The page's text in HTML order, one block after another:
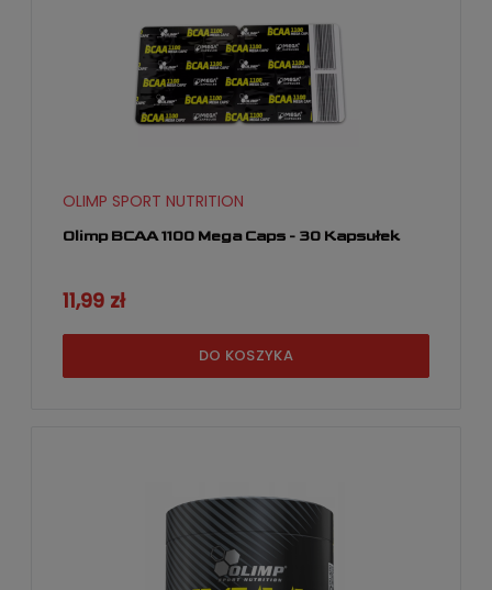
Olimp BCAA 1100 Mega Caps - 30 Kapsułek
OLIMP SPORT NUTRITION
11,99 zł
DO KOSZYKA